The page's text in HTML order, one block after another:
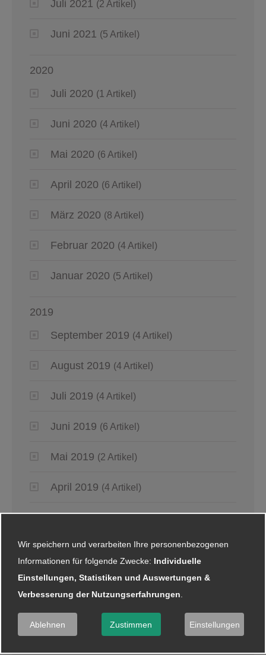
Juli 2021 (2 Artikel)
Juni 2021 (5 Artikel)
2020
Juli 2020 (1 Artikel)
Juni 2020 (4 Artikel)
Mai 2020 (6 Artikel)
April 2020 (6 Artikel)
März 2020 (8 Artikel)
Februar 2020 (4 Artikel)
Januar 2020 (5 Artikel)
2019
September 2019 (4 Artikel)
August 2019 (4 Artikel)
Juli 2019 (4 Artikel)
Juni 2019 (6 Artikel)
Mai 2019 (2 Artikel)
April 2019 (4 Artikel)
März 2019
Januar 2019 (5 Artikel)
2018
November 2018 (2 Artikel)
Wir speichern und verarbeiten Ihre personenbezogenen
Informationen für folgende Zwecke: Individuelle
Einstellungen, Statistiken und Auswertungen &
Verbesserung der Nutzungserfahrungen.
Ablehnen Zustimmen Einstellungen